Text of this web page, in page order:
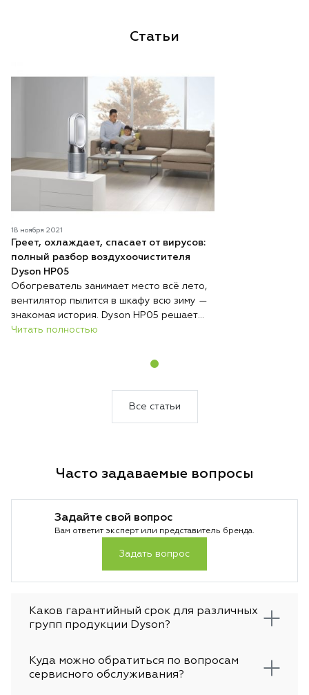
Статьи
18 ноября 2021
Греет, охлаждает, спасает от вирусов:
полный разбор воздухоочистителя
Dyson HP05
Обогреватель занимает место всё лето,
вентилятор пылится в шкафу всю зиму —
знакомая история. Dyson HP05 решает
эту проблему радикально: один
одном месте и выполняет три функции —
перестановки техники, никакого поиска
Читать полностью
Все статьи
Часто задаваемые вопросы
Задайте свой вопрос
Вам ответит эксперт или представитель бренда.
Задать вопрос
Каков гарантийный срок для различных
групп продукции Dyson?
Куда можно обратиться по вопросам
сервисного обслуживания?